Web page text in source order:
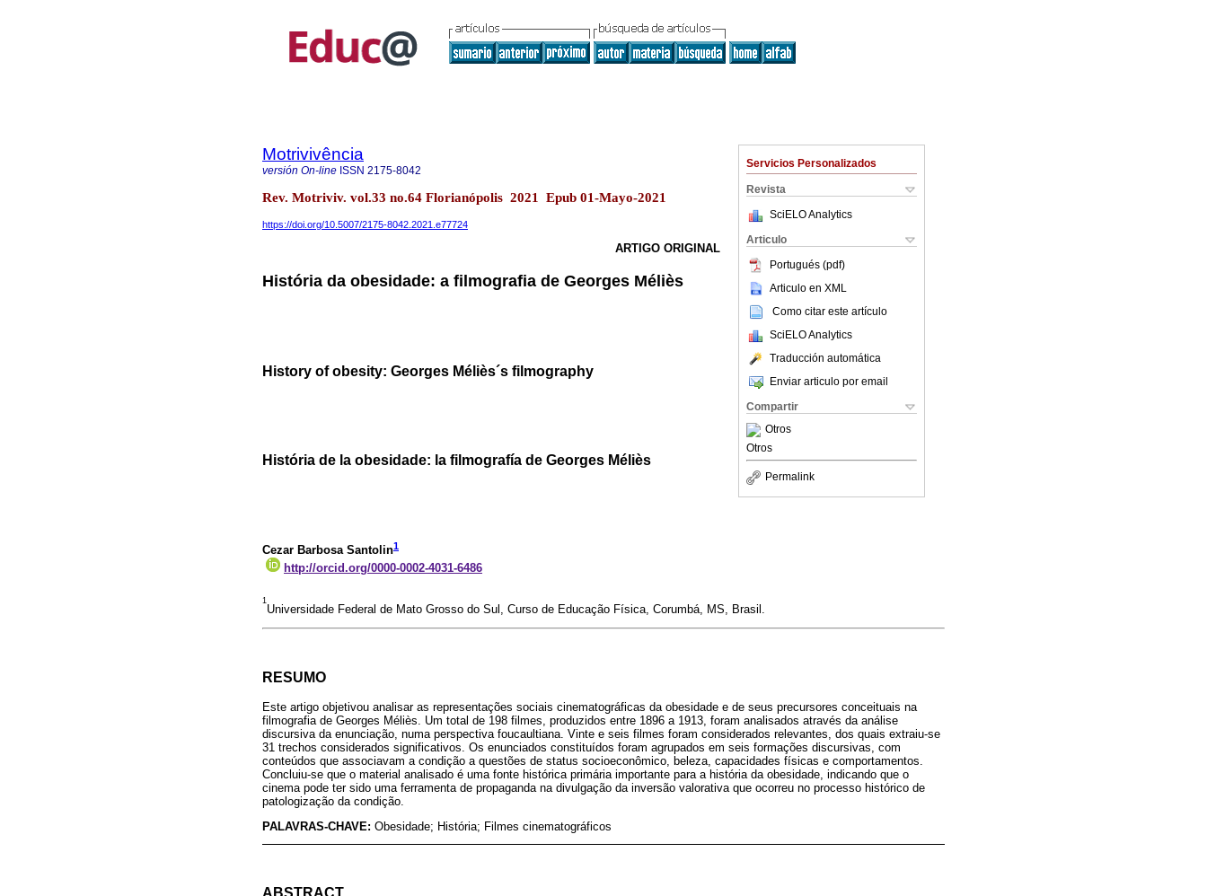
Servicios Personalizados
Revista
SciELO Analytics
Articulo
Portugués (pdf)
Articulo en XML
Como citar este artículo
SciELO Analytics
Traducción automática
Enviar articulo por email
Compartir
Otros
Otros
Permalink
Motrivivência
versión On-line ISSN 2175-8042
Rev. Motriviv. vol.33 no.64 Florianópolis 2021 Epub 01-Mayo-2021
https://doi.org/10.5007/2175-8042.2021.e77724
ARTIGO ORIGINAL
História da obesidade: a filmografia de Georges Méliès
History of obesity: Georges Méliès´s filmography
História de la obesidade: la filmografía de Georges Méliès
Cezar Barbosa Santolin1
http://orcid.org/0000-0002-4031-6486
1
Universidade Federal de Mato Grosso do Sul, Curso de Educação Física, Corumbá, MS, Brasil.
RESUMO
Este artigo objetivou analisar as representações sociais cinematográficas da obesidade e de seus precursores conceituais na
filmografia de Georges Méliès. Um total de 198 filmes, produzidos entre 1896 a 1913, foram analisados através da análise
discursiva da enunciação, numa perspectiva foucaultiana. Vinte e seis filmes foram considerados relevantes, dos quais extraiu-se
31 trechos considerados significativos. Os enunciados constituídos foram agrupados em seis formações discursivas, com
conteúdos que associavam a condição a questões de status socioeconômico, beleza, capacidades físicas e comportamentos.
Concluiu-se que o material analisado é uma fonte histórica primária importante para a história da obesidade, indicando que o
cinema pode ter sido uma ferramenta de propaganda na divulgação da inversão valorativa que ocorreu no processo histórico de
patologização da condição.
PALAVRAS-CHAVE: Obesidade; História; Filmes cinematográficos